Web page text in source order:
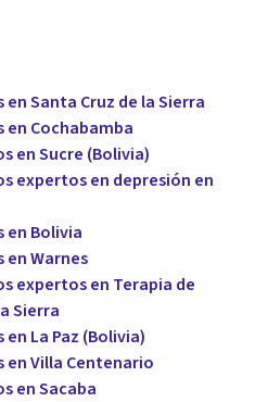
Santa Cruz de la Sierra
en Cochabamba
en Sucre (Bolivia)
expertos en depresión en
en Bolivia
en Warnes
expertos en Terapia de
Sierra
La Paz (Bolivia)
en Villa Centenario
en Sacaba